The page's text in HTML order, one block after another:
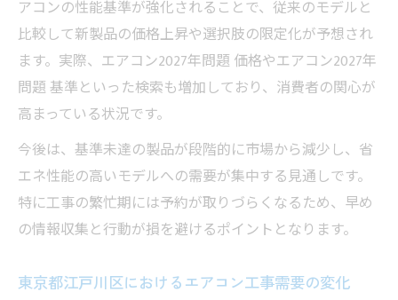
か
エアコン2027年問題と価格変動の実態を調
査
エアコン工事の最適なタイミングを探る
エアコン工事は2027年問題前が得策か
買い替えのタイミングとエアコン工事の見
極め方
2027年問題を見据えたエアコン工事の最適
エアコン工事のタイミングと補助金活用の
アコンの性能基準が強化されることで、従来のモデルと
比較して新製品の価格上昇や選択肢の限定化が予想され
ます。実際、エアコン2027年問題 価格やエアコン2027年
問題 基準といった検索も増加しており、消費者の関心が
高まっている状況です。
今後は、基準未達の製品が段階的に市場から減少し、省
エネ性能の高いモデルへの需要が集中する見通しです。
特に工事の繁忙期には予約が取りづらくなるため、早め
の情報収集と行動が損を避けるポイントとなります。
東京都江戸川区におけるエアコン工事需要の変化